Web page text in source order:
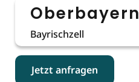
Oberbayern
Bayrischzell
Jetzt anfragen